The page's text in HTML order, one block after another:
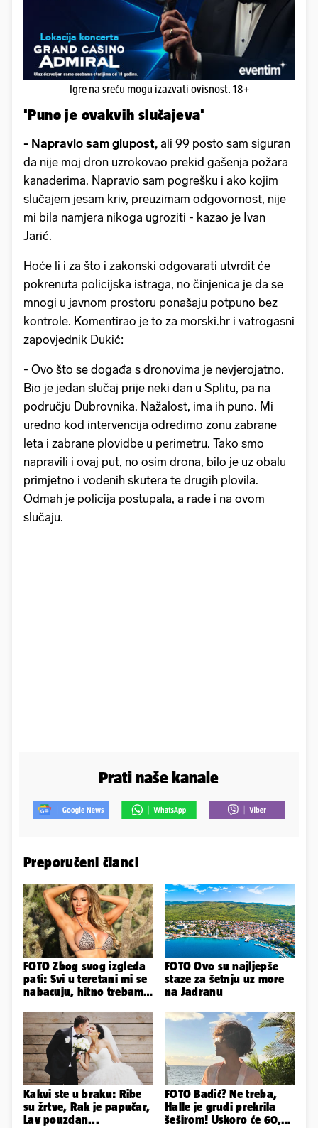
Igre na sreću mogu izazvati ovisnost. 18+
'Puno je ovakvih slučajeva'
- Napravio sam glupost, ali 99 posto sam siguran
da nije moj dron uzrokovao prekid gašenja požara
kanaderima. Napravio sam pogrešku i ako kojim
slučajem jesam kriv, preuzimam odgovornost, nije
mi bila namjera nikoga ugroziti - kazao je Ivan
Jarić.
Hoće li i za što i zakonski odgovarati utvrdit će
pokrenuta policijska istraga, no činjenica je da se
mnogi u javnom prostoru ponašaju potpuno bez
kontrole. Komentirao je to za morski.hr i vatrogasni
zapovjednik Dukić:
- Ovo što se događa s dronovima je nevjerojatno.
Bio je jedan slučaj prije neki dan u Splitu, pa na
području Dubrovnika. Nažalost, ima ih puno. Mi
uredno kod intervencija odredimo zonu zabrane
leta i zabrane plovidbe u perimetru. Tako smo
napravili i ovaj put, no osim drona, bilo je uz obalu
primjetno i vodenih skutera te drugih plovila.
Odmah je policija postupala, a rade i na ovom
slučaju.
Prati naše kanale
Preporučeni članci
FOTO Zbog svog izgleda
pati: Svi u teretani mi se
nabacuju, hitno trebam
FOTO Ovo su najljepše
staze za šetnju uz more
na Jadranu
Kakvi ste u braku: Ribe
su žrtve, Rak je papučar,
Lav pouzdan...
FOTO Badić? Ne treba,
Halle je grudi prekrila
šeširom! Uskoro će 60,